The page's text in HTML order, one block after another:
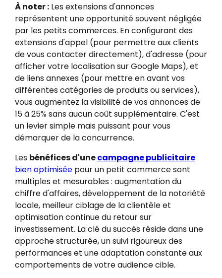
À noter :Les extensions d'annonces
représentent une opportunité souvent négligée
par les petits commerces. En configurant des
extensions d'appel (pour permettre aux clients
de vous contacter directement), d'adresse (pour
afficher votre localisation sur Google Maps), et
de liens annexes (pour mettre en avant vos
différentes catégories de produits ou services),
vous augmentez la visibilité de vos annonces de
15 à 25% sans aucun coût supplémentaire. C'est
un levier simple mais puissant pour vous
démarquer de la concurrence.
Les bénéfices d'unecampagne publicitaire
bien optimiséepour un petit commerce sont
multiples et mesurables : augmentation du
chiffre d'affaires, développement de la notoriété
locale, meilleur ciblage de la clientèle et
optimisation continue du retour sur
investissement. La clé du succès réside dans une
approche structurée, un suivi rigoureux des
performances et une adaptation constante aux
comportements de votre audience cible.